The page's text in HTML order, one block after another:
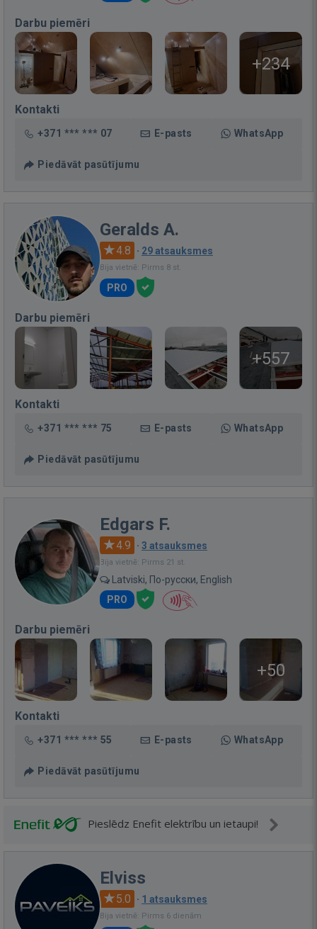
Darbu piemēri
+234
Kontakti
+371 *** *** 07 E-pasts WhatsApp
Piedāvāt pasūtījumu
Geralds A.
4.8 · 29 atsauksmes
Bija vietnē: Pirms 8 st.
PRO
Darbu piemēri
+557
Kontakti
+371 *** *** 75 E-pasts WhatsApp
Piedāvāt pasūtījumu
Edgars F.
4.9 · 3 atsauksmes
Bija vietnē: Pirms 21 st.
Latviski, По-русски, English
PRO
Darbu piemēri
+50
Kontakti
+371 *** *** 55 E-pasts WhatsApp
Piedāvāt pasūtījumu
Pieslēdz Enefit elektrību un ietaupi!
Elviss
5.0 · 1 atsauksmes
Bija vietnē: Pirms 6 dienām